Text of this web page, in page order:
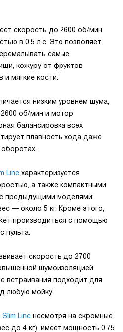
скорость до 2600 об/мин
в 0.5 л.с. Это позволяет
самые
кожуру от фруктов
и мягкие кости.
низким уровнем шума,
об/мин и мотор
балансировка всех
плавность хода даже
Line характеризуется
а также компактными
предыдущими моделями:
— около 5 кг. Кроме этого,
производиться с помощью
пульта.
скорость до 2700
шумоизоляцией.
встраивания подходит для
любую мойку.
Line несмотря на скромные
до 4 кг), имеет мощность 0.75